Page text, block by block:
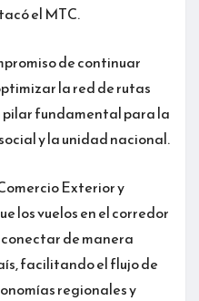
el MTC.
de continuar
la red de rutas
pilar fundamental para la
y la unidad nacional.
Exterior y
los vuelos en el corredor
de manera
facilitando el flujo de
regionales y